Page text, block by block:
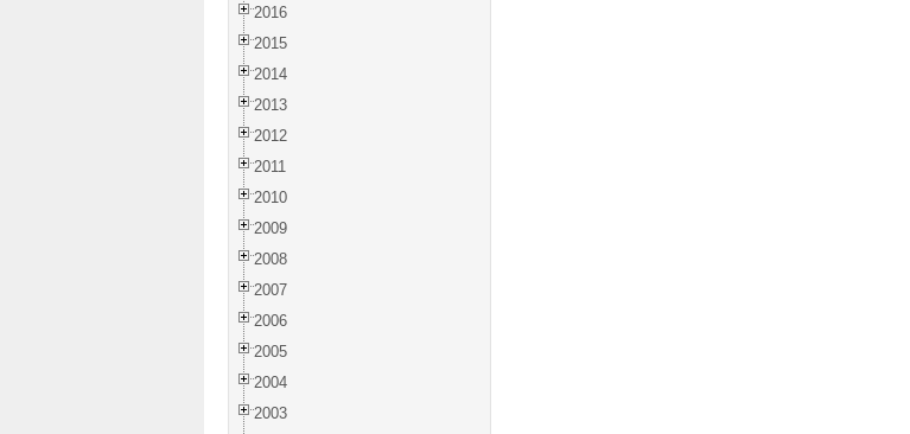
2016
2015
2014
2013
2012
2011
2010
2009
2008
2007
2006
2005
2004
2003